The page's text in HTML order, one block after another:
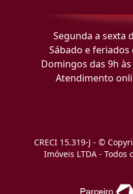
Segunda a sexta
Sábado e feriados
Domingos das 9h
Atendimento
CRECI 15.319-J - ©
Imóveis LTDA -